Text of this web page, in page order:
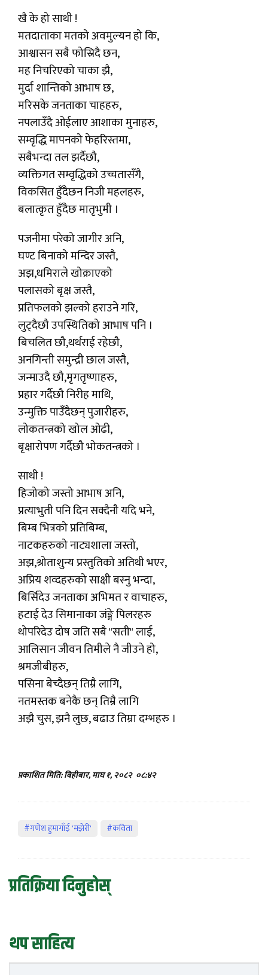
खै के हो साथी !
मतदाताका मतको अवमुल्यन हो कि,
आश्वासन सबै फोस्रिदै छन,
मह निचरिएको चाका झै,
मुर्दा शान्तिको आभाष छ,
मरिसके जनताका चाहहरु,
नपलाउँदै ओईलाए आशाका मुनाहरु,
सम्वृद्धि मापनको फेहरिस्तमा,
सबैभन्दा तल झर्दैछौ,
व्यक्तिगत सम्वृद्धिको उच्चतासँगै,
विकसित हुँदैछन निजी महलहरु,
बलात्कृत हुँदैछ मातृभुमी ।
पजनीमा परेको जागीर अनि,
घण्ट बिनाको मन्दिर जस्तै,
अझ,धमिराले खोक्राएको
पलासको बृक्ष जस्तै,
प्रतिफलको झल्को हराउने गरि,
लुट्दैछौ उपस्थितिको आभाष पनि ।
बिचलित छौ,थर्थराई रहेछौ,
अनगिन्ती समुन्द्री छाल जस्तै,
जन्माउदै छौ,मृगतृष्णाहरु,
प्रहार गर्दैछौ निरीह माथि,
उन्मुक्ति पाउँदैछन् पुजारीहरु,
लोकतन्त्रको खोल ओढी,
बृक्षारोपण गर्दैछौ भोकतन्त्रको ।
साथी !
हिजोको जस्तो आभाष अनि,
प्रत्याभुती पनि दिन सक्दैनौ यदि भने,
बिम्ब भित्रको प्रतिबिम्ब,
नाटकहरुको नाट्यशाला जस्तो,
अझ,श्रोताशुन्य प्रस्तुतिको अतिथी भएर,
अप्रिय शव्दहरुको साक्षी बस्नु भन्दा,
बिर्सिदेउ जनताका अभिमत र वाचाहरु,
हटाई देउ सिमानाका जंङ्गे पिलरहरु
थोपरिदेउ दोष जति सबै "सती" लाई,
आलिसान जीवन तिमीले नै जीउने हो,
श्रमजीबीहरु,
पसिना बेच्दैछन् तिम्रै लागि,
नतमस्तक बनेकै छन् तिम्रै लागि
अझै चुस, झनै लुछ, बढाउ तिम्रा दम्भहरु ।
प्रकाशित मिति: बिहीबार, माघ १, २०८२ ०८:४२
#गणेश हुमागाँई 'मझेरी' #कविता
प्रतिक्रिया दिनुहोस्
थप साहित्य